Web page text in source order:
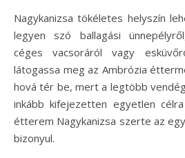
Nagykanizsa tökéletes helyszín
legyen szó ballagási
céges vacsoráról vagy
látogassa meg az Ambrózia
hová tér be, mert a legtöbb
inkább kifejezetten egyetlen
étterem Nagykanizsa szerte az
bizonyul.